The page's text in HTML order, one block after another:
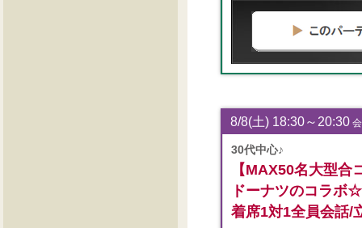
8/8(土) 18:30～20:30
30代中心♪
【MAX50名大型
ドーナツのコラボ☆
着席1対1全員会話/